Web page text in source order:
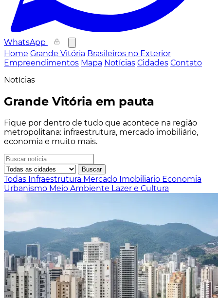
WhatsApp
Home Grande Vitória Brasileiros no Exterior
Empreendimentos Mapa Notícias Cidades Contato
Notícias
Grande Vitória em pauta
Fique por dentro de tudo que acontece na região
metropolitana: infraestrutura, mercado imobiliário,
economia e muito mais.
Buscar
Todas Infraestrutura Mercado Imobiliario Economia
Urbanismo Meio Ambiente Lazer e Cultura